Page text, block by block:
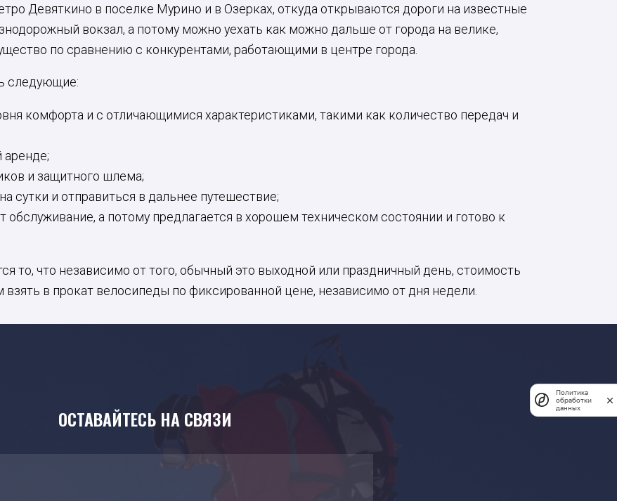
Девяткино в поселке Мурино и в Озерках, откуда открываются дороги на известные
вокзал, а потому можно уехать как можно дальше от города на велике,
по сравнению с конкурентами, работающими в центре города.
следующие:
комфорта и с отличающимися характеристиками, такими как количество передач и
аренде;
и защитного шлема;
сутки и отправиться в дальнее путешествие;
обслуживание, а потому предлагается в хорошем техническом состоянии и готово к
то, что независимо от того, обычный это выходной или праздничный день, стоимость
в прокат велосипеды по фиксированной цене, независимо от дня недели.
ОСТАВАЙТЕСЬ НА СВЯЗИ
Политика
обработки
данных